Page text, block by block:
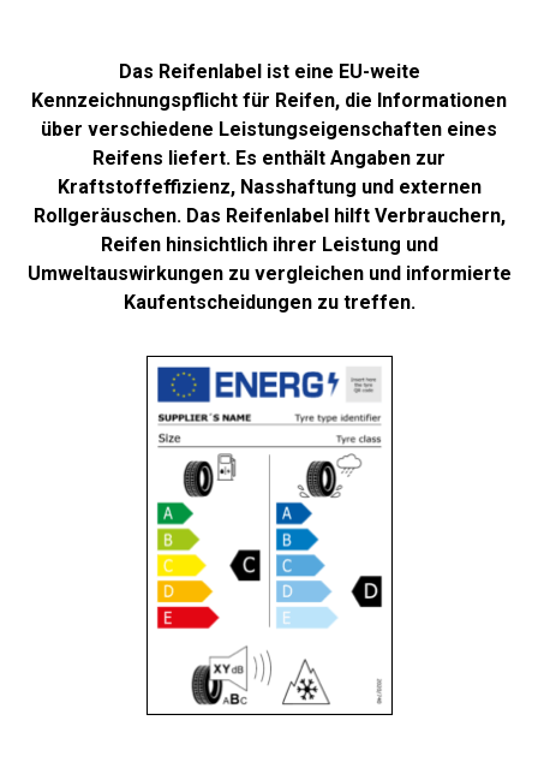
Das Reifenlabel ist eine EU-weite
Kennzeichnungspflicht für Reifen, die Informationen
über verschiedene Leistungseigenschaften eines
Reifens liefert. Es enthält Angaben zur
Kraftstoffeffizienz, Nasshaftung und externen
Rollgeräuschen. Das Reifenlabel hilft Verbrauchern,
Reifen hinsichtlich ihrer Leistung und
Umweltauswirkungen zu vergleichen und informierte
Kaufentscheidungen zu treffen.